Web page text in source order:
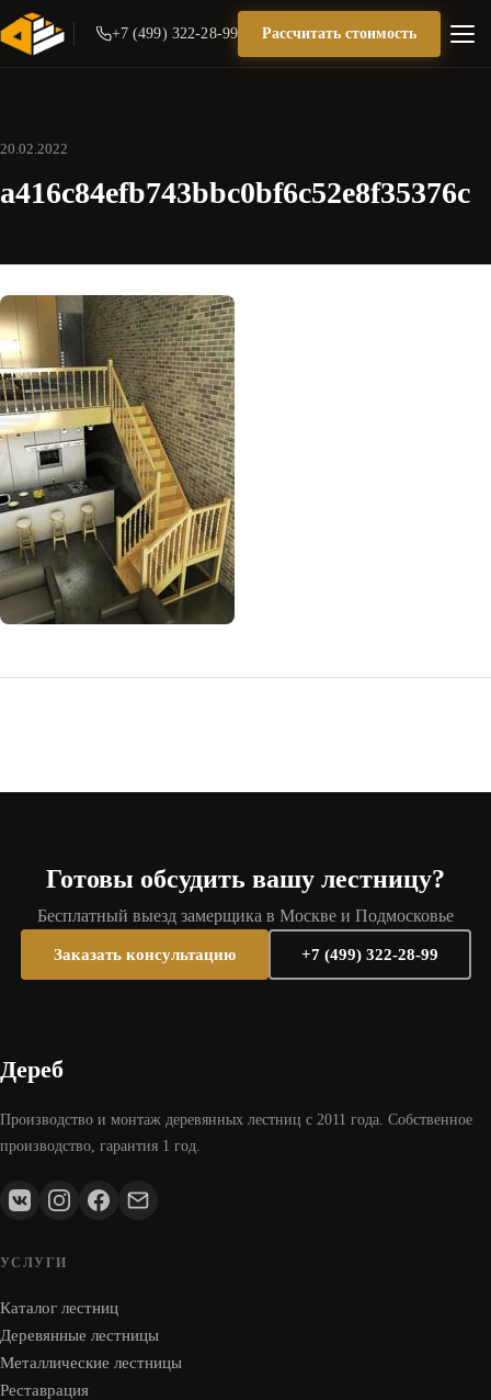
+7 (499) 322-28-99 Рассчитать стоимость
20.02.2022
a416c84efb743bbc0bf6c52e8f35376c
Готовы обсудить вашу лестницу?
Бесплатный выезд замерщика в Москве и Подмосковье
Заказать консультацию +7 (499) 322-28-99
Дереб
Производство и монтаж деревянных лестниц с 2011 года. Собственное
производство, гарантия 1 год.
УСЛУГИ
Каталог лестниц
Деревянные лестницы
Металлические лестницы
Реставрация